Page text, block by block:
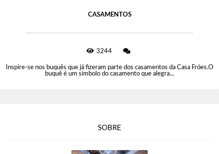
CASAMENTOS
3244
Inspire-se nos buquês que já fizeram parte dos casamentos da Casa Fróes.O
buquê é um símbolo do casamento que alegra...
SOBRE